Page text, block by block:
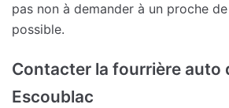
pas non à demander à un proche
possible.
Contacter la fourrière auto
Escoublac